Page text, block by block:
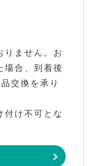
りません。お
場合、到着後
交換を承り
け不可とな